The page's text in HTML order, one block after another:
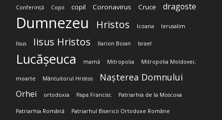
Conferință Copii copil Coronavirus Cruce dragoste
Dumnezeu Hristos Icoana Ierusalim
Iisus Iisus Hristos Ilarion Boian Israel
Lucășeuca mamă Mitropolia Mitropolia Moldovei;
moarte Mântuitorul Hristos Nașterea Domnului
Orhei ortodoxia Papa Francisc Patriarhia de la Moscova
Patriarhia Română Patriarhul Bisericii Ortodoxe Române